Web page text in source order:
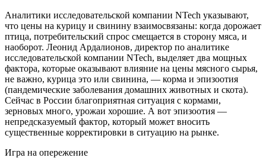
Аналитики исследовательской компании NTech указывают,
что цены на курицу и свинину взаимосвязаны: когда дорожает
птица, потребительский спрос смещается в сторону мяса, и
наоборот. Леонид Ардалионов, директор по аналитике
исследовательской компании NTech, выделяет два мощных
фактора, которые оказывают влияние на цены мясного сырья,
не важно, курица это или свинина, — корма и эпизоотия
(пандемические заболевания домашних животных и скота).
Сейчас в России благоприятная ситуация с кормами,
зерновых много, урожаи хорошие. А вот эпизоотия —
непредсказуемый фактор, который может вносить
существенные корректировки в ситуацию на рынке.
Игра на опережение